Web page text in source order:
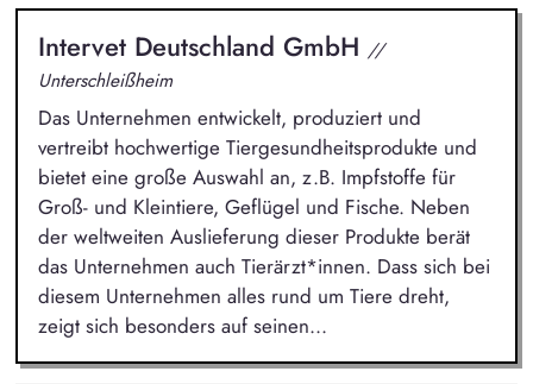
Intervet Deutschland GmbH //
Unterschleißheim
Das Unternehmen entwickelt, produziert und
vertreibt hochwertige Tiergesundheitsprodukte und
bietet eine große Auswahl an, z.B. Impfstoffe für
Groß- und Kleintiere, Geflügel und Fische. Neben
der weltweiten Auslieferung dieser Produkte berät
das Unternehmen auch Tierärzt*innen. Dass sich bei
diesem Unternehmen alles rund um Tiere dreht,
zeigt sich besonders auf seinen...